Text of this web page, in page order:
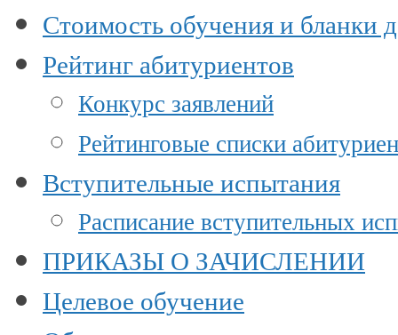
Стоимость обучения и бланки
Рейтинг абитуриентов
Конкурс заявлений
Рейтинговые списки
Вступительные испытания
Расписание вступительных
ПРИКАЗЫ О ЗАЧИСЛЕНИИ
Целевое обучение